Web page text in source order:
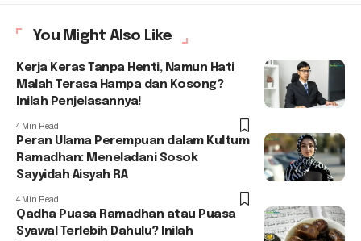
You Might Also Like
Kerja Keras Tanpa Henti, Namun Hati
Malah Terasa Hampa dan Kosong?
Inilah Penjelasannya!
4 Min Read
Peran Ulama Perempuan dalam Kultum
Ramadhan: Meneladani Sosok
Sayyidah Aisyah RA
4 Min Read
Qadha Puasa Ramadhan atau Puasa
Syawal Terlebih Dahulu? Inilah